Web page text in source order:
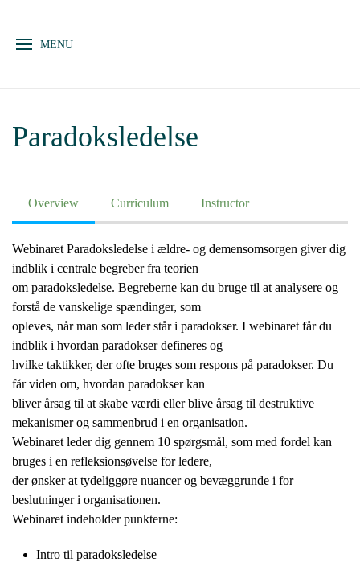
MENU
Paradoksledelse
Overview Curriculum Instructor
Webinaret Paradoksledelse i ældre- og demensomsorgen giver dig
indblik i centrale begreber fra teorien
om paradoksledelse. Begreberne kan du bruge til at analysere og
forstå de vanskelige spændinger, som
opleves, når man som leder står i paradokser. I webinaret får du
indblik i hvordan paradokser defineres og
hvilke taktikker, der ofte bruges som respons på paradokser. Du
får viden om, hvordan paradokser kan
bliver årsag til at skabe værdi eller blive årsag til destruktive
mekanismer og sammenbrud i en organisation.
Webinaret leder dig gennem 10 spørgsmål, som med fordel kan
bruges i en refleksionsøvelse for ledere,
der ønsker at tydeliggøre nuancer og bevæggrunde i for
beslutninger i organisationen.
Webinaret indeholder punkterne:
Intro til paradoksledelse